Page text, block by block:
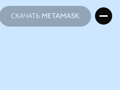
СКАЧАТЬ METAMASK